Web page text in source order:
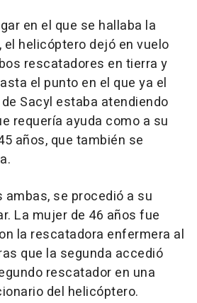
en el que se hallaba la
helicóptero dejó en vuelo
rescatadores en tierra y
el punto en el que ya el
Sacyl estaba atendiendo
requería ayuda como a su
años, que también se
se procedió a su
La mujer de 46 años fue
la rescatadora enfermera al
que la segunda accedió
rescatador en una
del helicóptero.